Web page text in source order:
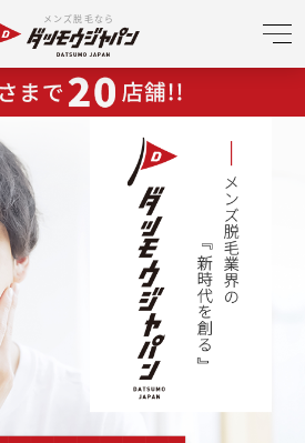
メンズ脱毛なら